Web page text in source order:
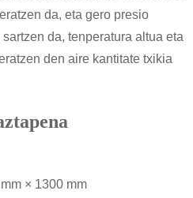
da, eta gero presio
da, tenperatura altua eta
den aire kantitate txikia
× 1300 mm